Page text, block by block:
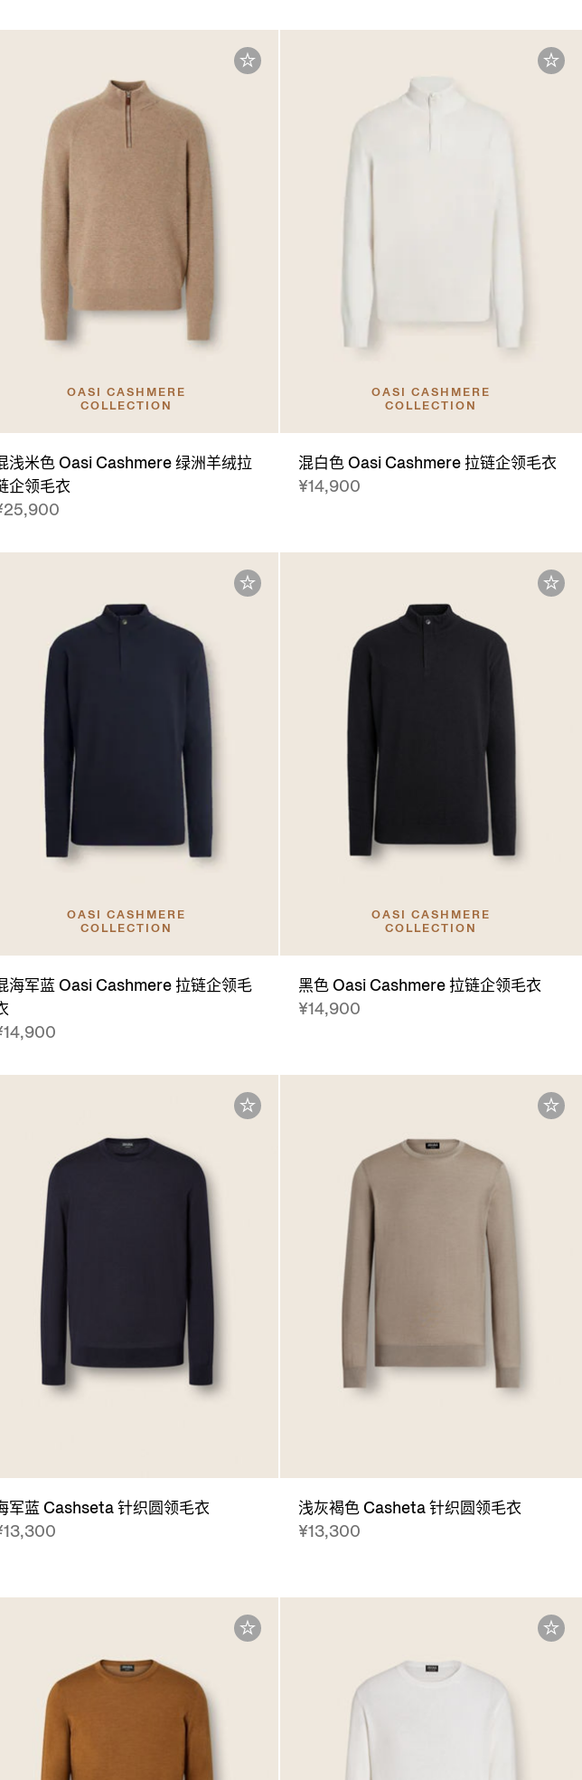
OASI CASHMERE
COLLECTION
浅米色 Oasi Cashmere 绿洲羊绒拉
企领毛衣
OASI CASHMERE
COLLECTION
混白色 Oasi Cashmere 拉链企领毛衣
¥14,900
OASI CASHMERE
COLLECTION
海军蓝 Oasi Cashmere 拉链企领毛
OASI CASHMERE
COLLECTION
黑色 Oasi Cashmere 拉链企领毛衣
¥14,900
军蓝 Cashseta 针织圆领毛衣
浅灰褐色 Casheta 针织圆领毛衣
¥13,300